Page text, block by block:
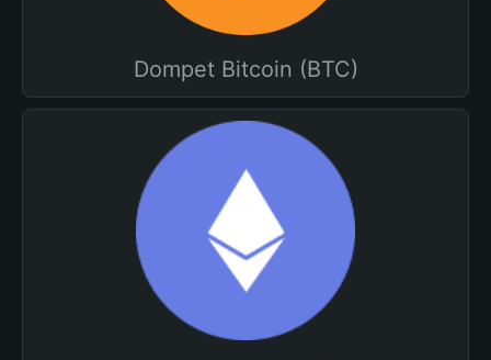
Dompet Bitcoin (BTC)